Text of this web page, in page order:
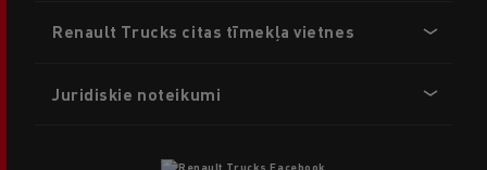
Renault Trucks citas tīmekļa vietnes
Juridiskie noteikumi